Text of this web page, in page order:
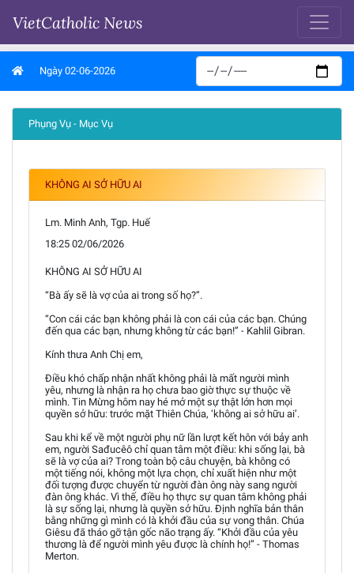
VietCatholic News
Ngày 02-06-2026
Phụng Vụ - Mục Vụ
KHÔNG AI SỞ HỮU AI
Lm. Minh Anh, Tgp. Huế
18:25 02/06/2026
KHÔNG AI SỞ HỮU AI
“Bà ấy sẽ là vợ của ai trong số họ?”.
“Con cái các bạn không phải là con cái của các bạn. Chúng
đến qua các bạn, nhưng không từ các bạn!” - Kahlil Gibran.
Kính thưa Anh Chị em,
Điều khó chấp nhận nhất không phải là mất người mình
yêu, nhưng là nhận ra họ chưa bao giờ thực sự thuộc về
mình. Tin Mừng hôm nay hé mở một sự thật lớn hơn mọi
quyền sở hữu: trước mặt Thiên Chúa, ‘không ai sở hữu ai’.
Sau khi kể về một người phụ nữ lần lượt kết hôn với bảy anh
em, người Sađucêô chỉ quan tâm một điều: khi sống lại, bà
sẽ là vợ của ai? Trong toàn bộ câu chuyện, bà không có
một tiếng nói, không một lựa chọn, chỉ xuất hiện như một
đối tượng được chuyển từ người đàn ông này sang người
đàn ông khác. Vì thế, điều họ thực sự quan tâm không phải
là sự sống lại, nhưng là quyền sở hữu. Định nghĩa bản thân
bằng những gì mình có là khởi đầu của sự vong thân. Chúa
Giêsu đã tháo gỡ tận gốc não trạng ấy. “Khởi đầu của yêu
thương là để người mình yêu được là chính họ!” - Thomas
Merton.